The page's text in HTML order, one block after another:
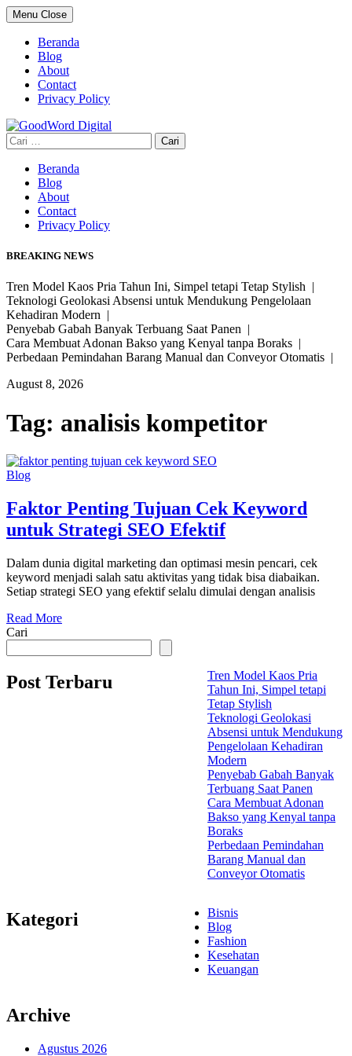
Skip
to
content
Menu Close
Beranda
Blog
About
Contact
Privacy Policy
Cari
untuk:
Beranda
Blog
About
Contact
Privacy Policy
BREAKING NEWS
Tren Model Kaos Pria Tahun Ini, Simpel tetapi Tetap Stylish |
Teknologi Geolokasi Absensi untuk Mendukung Pengelolaan
Kehadiran Modern |
Penyebab Gabah Banyak Terbuang Saat Panen |
Cara Membuat Adonan Bakso yang Kenyal tanpa Boraks |
Perbedaan Pemindahan Barang Manual dan Conveyor Otomatis |
August 8, 2026
Tag: analisis kompetitor
Blog
Faktor Penting Tujuan Cek Keyword
untuk Strategi SEO Efektif
Dalam dunia digital marketing dan optimasi mesin pencari, cek
keyword menjadi salah satu aktivitas yang tidak bisa diabaikan.
Setiap strategi SEO yang efektif selalu dimulai dengan analisis
Read More
Cari
Post Terbaru
Tren Model Kaos Pria
Tahun Ini, Simpel tetapi
Tetap Stylish
Teknologi Geolokasi
Absensi untuk Mendukung
Pengelolaan Kehadiran
Modern
Penyebab Gabah Banyak
Terbuang Saat Panen
Cara Membuat Adonan
Bakso yang Kenyal tanpa
Boraks
Perbedaan Pemindahan
Barang Manual dan
Conveyor Otomatis
Kategori
Bisnis
Blog
Fashion
Kesehatan
Keuangan
Archive
Agustus 2026